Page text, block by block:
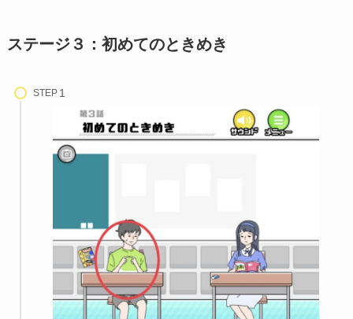
ステージ３：初めてのときめき
STEP